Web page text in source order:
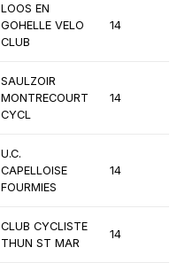
LOOS EN
GOHELLE VELO
CLUB
14
SAULZOIR
MONTRECOURT
CYCL
14
U.C.
CAPELLOISE
FOURMIES
14
CLUB CYCLISTE
THUN ST MAR
14